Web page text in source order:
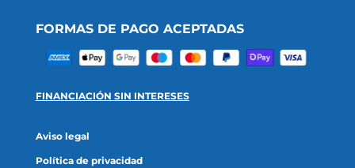
FORMAS DE PAGO ACEPTADAS
FINANCIACIÓN SIN INTERESES
Aviso legal
Política de privacidad